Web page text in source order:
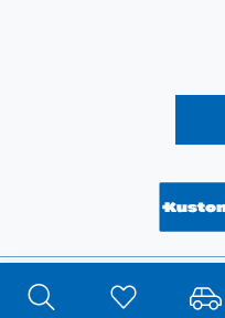
Webshop
COOKIE-